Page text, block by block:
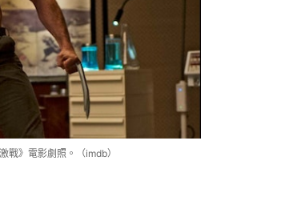
戰》電影劇照。（imdb）